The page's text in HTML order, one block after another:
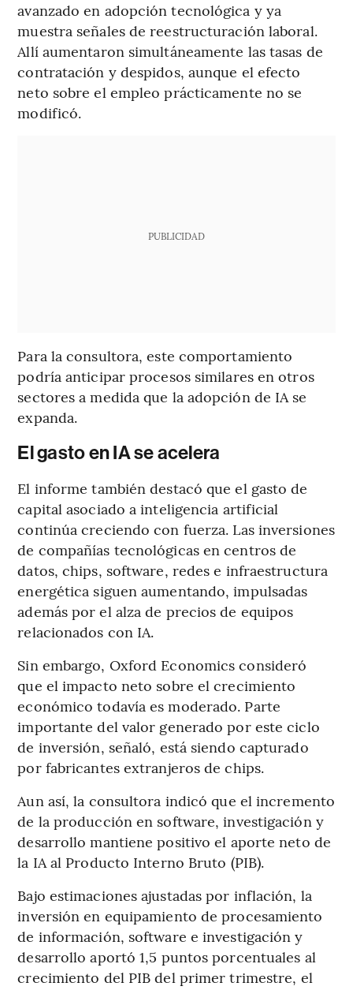
avanzado en adopción tecnológica y ya
muestra señales de reestructuración laboral.
Allí aumentaron simultáneamente las tasas de
contratación y despidos, aunque el efecto
neto sobre el empleo prácticamente no se
modificó.
PUBLICIDAD
Para la consultora, este comportamiento
podría anticipar procesos similares en otros
sectores a medida que la adopción de IA se
expanda.
El gasto en IA se acelera
El informe también destacó que el gasto de
capital asociado a inteligencia artificial
continúa creciendo con fuerza. Las inversiones
de compañías tecnológicas en centros de
datos, chips, software, redes e infraestructura
energética siguen aumentando, impulsadas
además por el alza de precios de equipos
relacionados con IA.
Sin embargo, Oxford Economics consideró
que el impacto neto sobre el crecimiento
económico todavía es moderado. Parte
importante del valor generado por este ciclo
de inversión, señaló, está siendo capturado
por fabricantes extranjeros de chips.
Aun así, la consultora indicó que el incremento
de la producción en software, investigación y
desarrollo mantiene positivo el aporte neto de
la IA al Producto Interno Bruto (PIB).
Bajo estimaciones ajustadas por inflación, la
inversión en equipamiento de procesamiento
de información, software e investigación y
desarrollo aportó 1,5 puntos porcentuales al
crecimiento del PIB del primer trimestre, el